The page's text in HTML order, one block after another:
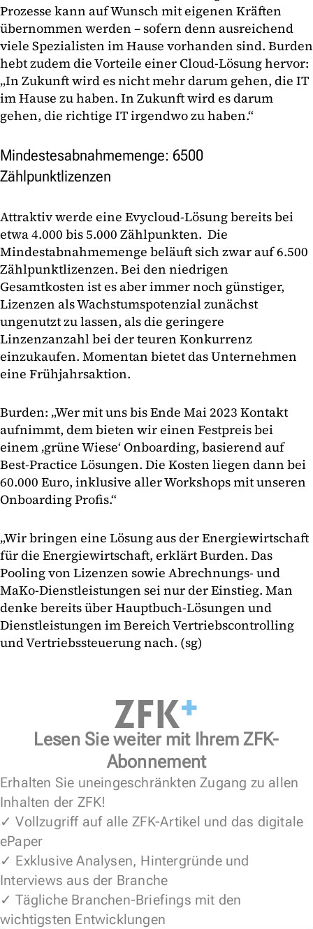
Prozesse kann auf Wunsch mit eigenen Kräften
übernommen werden – sofern denn ausreichend
viele Spezialisten im Hause vorhanden sind. Burden
hebt zudem die Vorteile einer Cloud-Lösung hervor:
„In Zukunft wird es nicht mehr darum gehen, die IT
im Hause zu haben. In Zukunft wird es darum
gehen, die richtige IT irgendwo zu haben.“
Mindestesabnahmemenge: 6500
Zählpunktlizenzen
Attraktiv werde eine Evycloud-Lösung bereits bei
etwa 4.000 bis 5.000 Zählpunkten. Die
Mindestabnahmemenge beläuft sich zwar auf 6.500
Zählpunktlizenzen. Bei den niedrigen
Gesamtkosten ist es aber immer noch günstiger,
Lizenzen als Wachstumspotenzial zunächst
ungenutzt zu lassen, als die geringere
Linzenzanzahl bei der teuren Konkurrenz
einzukaufen. Momentan bietet das Unternehmen
eine Frühjahrsaktion.
Burden: „Wer mit uns bis Ende Mai 2023 Kontakt
aufnimmt, dem bieten wir einen Festpreis bei
einem ‚grüne Wiese‘ Onboarding, basierend auf
Best-Practice Lösungen. Die Kosten liegen dann bei
60.000 Euro, inklusive aller Workshops mit unseren
Onboarding Profis.“
„Wir bringen eine Lösung aus der Energiewirtschaft
für die Energiewirtschaft, erklärt Burden. Das
Pooling von Lizenzen sowie Abrechnungs- und
MaKo-Dienstleistungen sei nur der Einstieg. Man
denke bereits über Hauptbuch-Lösungen und
Dienstleistungen im Bereich Vertriebscontrolling
und Vertriebssteuerung nach. (sg)
Lesen Sie weiter mit Ihrem ZFK-
Abonnement
Erhalten Sie uneingeschränkten Zugang zu allen
Inhalten der ZFK!
✓ Vollzugriff auf alle ZFK-Artikel und das digitale
ePaper
✓ Exklusive Analysen, Hintergründe und
Interviews aus der Branche
✓ Tägliche Branchen-Briefings mit den
wichtigsten Entwicklungen